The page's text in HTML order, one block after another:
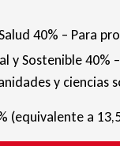
40% – Para
y Sostenible 40%
y ciencias
(equivalente a